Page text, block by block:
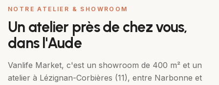
NOTRE ATELIER & SHOWROOM
Un atelier près de chez vous,
dans l'Aude
Vanlife Market, c'est un showroom de 400 m² et un
atelier à Lézignan-Corbières (11), entre Narbonne et